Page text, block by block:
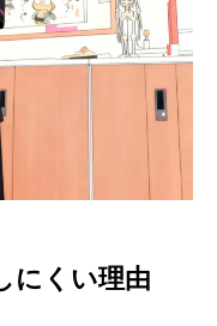
にくい理由